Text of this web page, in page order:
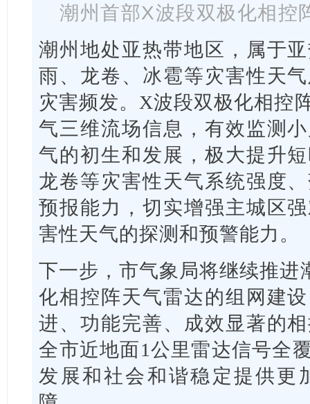
潮州首部X波段双极化相控
潮州地处亚热带地区，属于
雨、龙卷、冰雹等灾害性天
灾害频发。X波段双极化相控
气三维流场信息，有效监测
气的初生和发展，极大提升
龙卷等灾害性天气系统强度
预报能力，切实增强主城区
害性天气的探测和预警能力。
下一步，市气象局将继续推
化相控阵天气雷达的组网建
进、功能完善、成效显著的
全市近地面1公里雷达信号全
发展和社会和谐稳定提供更